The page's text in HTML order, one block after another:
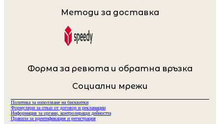
Методи за доставка
Форма за ревюта и обратна връзка
Социални мрежи
Политика за използване на бисквитки
Формуляри за отказ от договор и рекламации
Информация за органи, контролиращи дейността
Правила за идентификация и регистрация